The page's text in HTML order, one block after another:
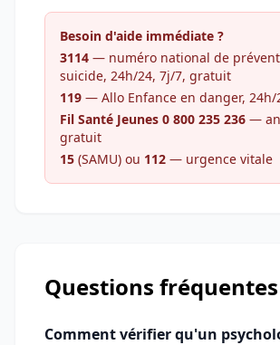
Besoin d'aide immédiate ?
3114 — numéro national de
suicide, 24h/24, 7j/7, gratuit
119 — Allo Enfance en danger,
Fil Santé Jeunes 0 800 235 236 —
gratuit
15 (SAMU) ou 112 — urgence vitale
Questions fréquentes
Comment vérifier qu'un